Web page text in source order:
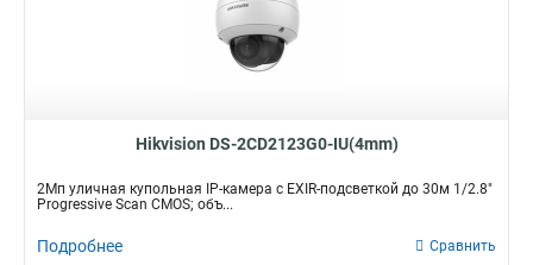
Hikvision DS-2CD2123G0-IU(4mm)
2Мп уличная купольная IP-камера с EXIR-подсветкой до 30м 1/2.8"
Progressive Scan CMOS; объ...
Подробнее Сравнить